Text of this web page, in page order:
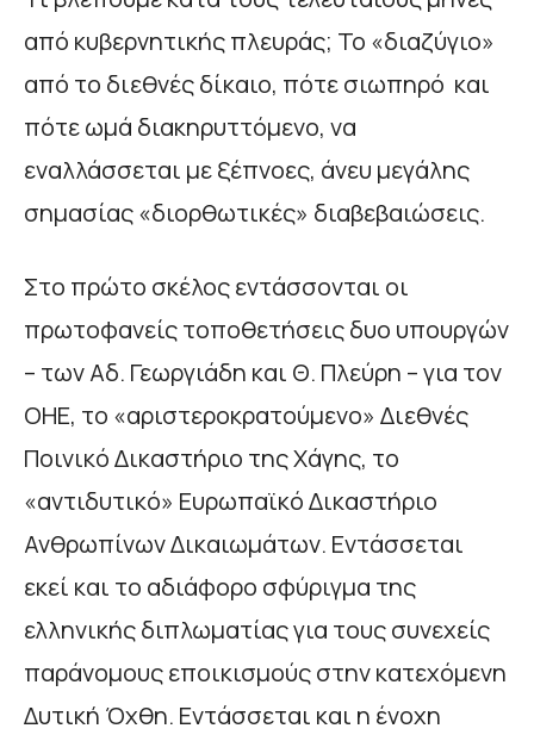
από κυβερνητικής πλευράς; Το «διαζύγιο»
από το διεθνές δίκαιο, πότε σιωπηρό και
πότε ωμά διακηρυττόμενο, να
εναλλάσσεται με ξέπνοες, άνευ μεγάλης
σημασίας «διορθωτικές» διαβεβαιώσεις.
Στο πρώτο σκέλος εντάσσονται οι
πρωτοφανείς τοποθετήσεις δυο υπουργών
– των Αδ. Γεωργιάδη και Θ. Πλεύρη – για τον
ΟΗΕ, το «αριστεροκρατούμενο» Διεθνές
Ποινικό Δικαστήριο της Χάγης, το
«αντιδυτικό» Ευρωπαϊκό Δικαστήριο
Ανθρωπίνων Δικαιωμάτων. Εντάσσεται
εκεί και το αδιάφορο σφύριγμα της
ελληνικής διπλωματίας για τους συνεχείς
παράνομους εποικισμούς στην κατεχόμενη
Δυτική Όχθη. Εντάσσεται και η ένοχη